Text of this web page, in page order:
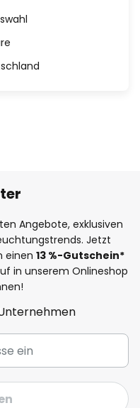
Angebote, exklusiven
Jetzt
einen 13 %-Gutschein*
in unserem Onlineshop